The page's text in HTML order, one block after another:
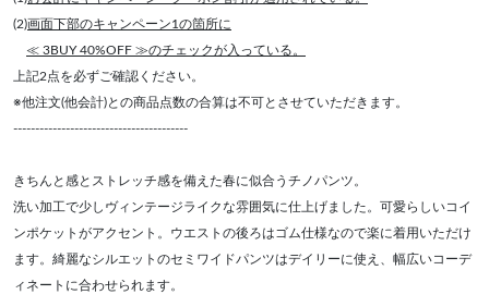
(2)画面下部のキャンペーン1の箇所に
≪ 3BUY 40%OFF ≫のチェックが入っている。
上記2点を必ずご確認ください。
※他注文(他会計)との商品点数の合算は不可とさせていただきます。
----------------------------------------
きちんと感とストレッチ感を備えた春に似合うチノパンツ。
洗い加工で少しヴィンテージライクな雰囲気に仕上げました。可愛らしいコイ
ンポケットがアクセント。ウエストの後ろはゴム仕様なので楽に着用いただけ
ます。綺麗なシルエットのセミワイドパンツはデイリーに使え、幅広いコーデ
ィネートに合わせられます。